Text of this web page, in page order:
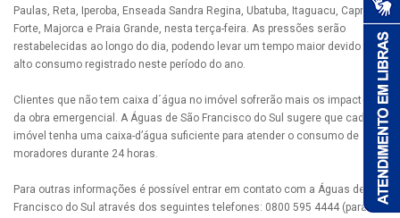
Paulas, Reta, Iperoba, Enseada Sandra Regina, Ubatuba, Itaguacu, Capri,
Forte, Majorca e Praia Grande, nesta terça-feira. As pressões serão
restabelecidas ao longo do dia, podendo levar um tempo maior devido ao
alto consumo registrado neste período do ano.
Clientes que não tem caixa d´água no imóvel sofrerão mais os impactos
da obra emergencial. A Águas de São Francisco do Sul sugere que cada
imóvel tenha uma caixa-d’água suficiente para atender o consumo de
moradores durante 24 horas.
Para outras informações é possível entrar em contato com a Águas de São
Francisco do Sul através dos seguintes telefones: 0800 595 4444 (para